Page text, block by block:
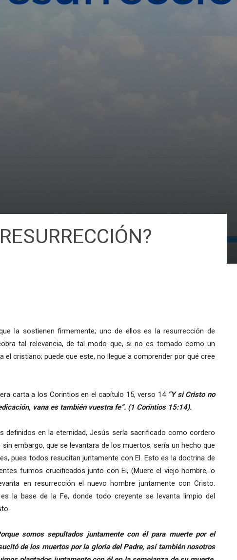
la sostienen firmemente; uno de ellos es la resurrección de
tal relevancia, de tal modo que, si no es tomado como un
cristiano; puede que este, no llegue a comprender por qué cree
carta a los Corintios en el capítulo 15, verso 14 “Y si Cristo no
vana es también vuestra fe”. (1 Corintios 15:14).
definidos en la eternidad, Jesús sería sacrificado como cordero
embargo, que se levantara de los muertos, sería un hecho que
pues todos resucitan juntamente con El. Esto es la doctrina de
fuimos crucificados junto con El, (Muere el viejo hombre, o
en resurrección el nuevo hombre juntamente con Cristo.
la base de la Fe, donde todo creyente se levanta limpio del
somos sepultados juntamente con él para muerte por el
de los muertos por la gloria del Padre, así también nosotros